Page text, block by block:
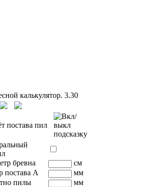
калькулятор. 3.30
постава пил
бревна
см
постава A
мм
пилы
мм